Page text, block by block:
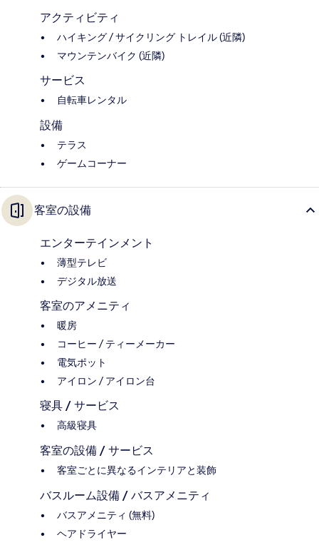
アクティビティ
ハイキング / サイクリング トレイル (近隣)
マウンテンバイク (近隣)
サービス
自転車レンタル
設備
テラス
ゲームコーナー
客室の設備
エンターテインメント
薄型テレビ
デジタル放送
客室のアメニティ
暖房
コーヒー / ティーメーカー
電気ポット
アイロン / アイロン台
寝具 / サービス
高級寝具
客室の設備 / サービス
客室ごとに異なるインテリアと装飾
バスルーム設備 / バスアメニティ
バスアメニティ (無料)
ヘアドライヤー